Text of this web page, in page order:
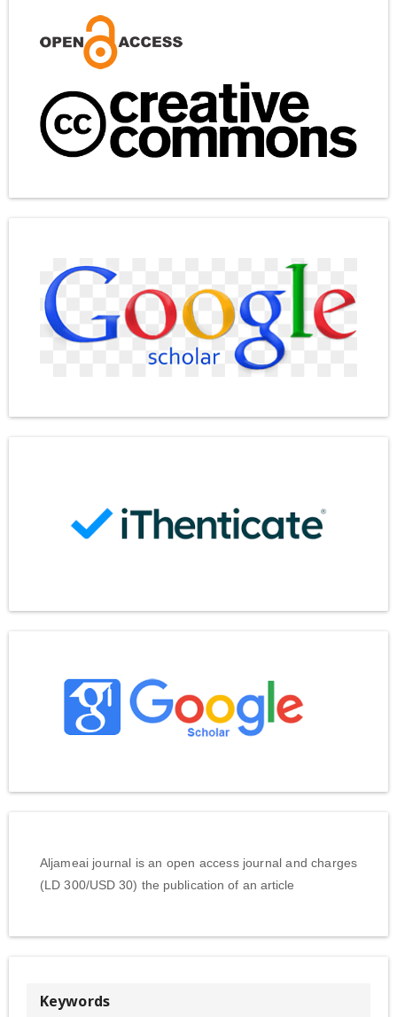
Aljameai journal is an open access journal and charges
(LD 300/USD 30) the publication of an article
Keywords